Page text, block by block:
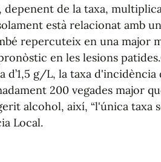
de la taxa,
està relacionat amb
repercuteix en una major
en les lesions
d’1,5 g/L, la taxa
200 vegades major
alcohol, així, “l'única taxa
Local.